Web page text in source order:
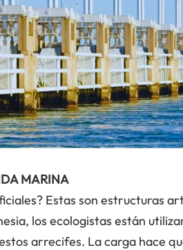
MARINA
Estas son estructuras
los ecologistas están
arrecifes. La carga hace